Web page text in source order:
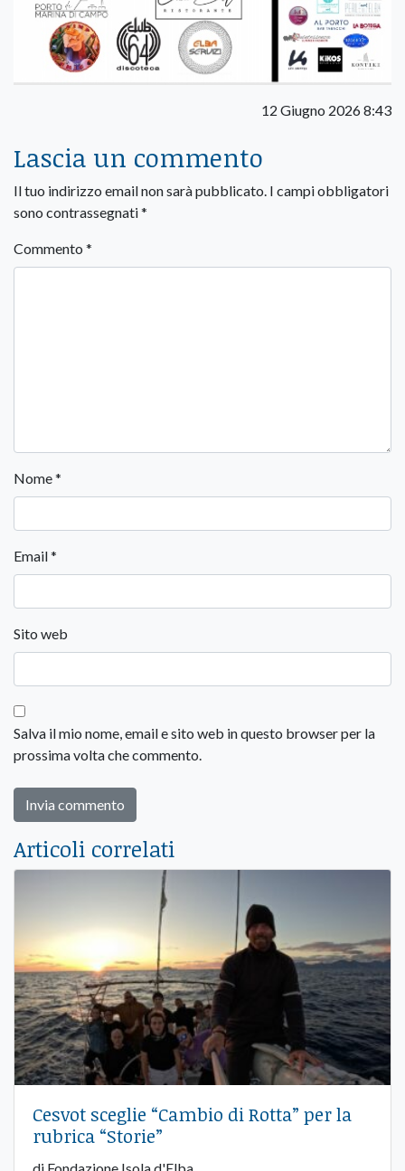
12 Giugno 2026 8:43
Lascia un commento
Il tuo indirizzo email non sarà pubblicato. I campi obbligatori
sono contrassegnati*
Commento *
Nome*
Email*
Sito web
Salva il mio nome, email e sito web in questo browser per la
prossima volta che commento.
Articoli correlati
Cesvot sceglie “Cambio di Rotta” per la
rubrica “Storie”